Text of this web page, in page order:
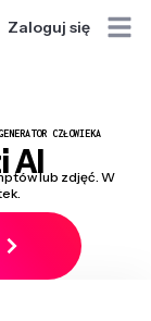
Zaloguj się
CZŁOWIEKA
AIlub zdjęć. W